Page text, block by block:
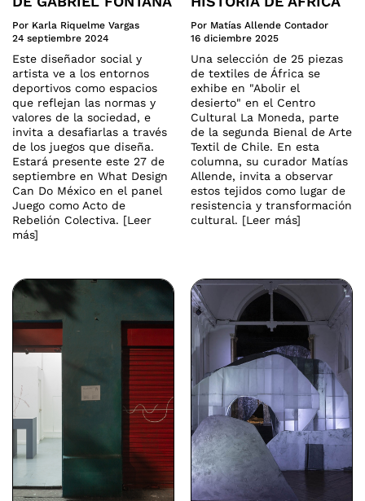
Por Karla Riquelme Vargas
24 septiembre 2024
Este diseñador social y
artista ve a los entornos
deportivos como espacios
que reflejan las normas y
valores de la sociedad, e
invita a desafiarlas a través
de los juegos que diseña.
Estará presente este 27 de
septiembre en What Design
Can Do México en el panel
Juego como Acto de
Rebelión Colectiva. [Leer
más]
Por Matías Allende Contador
16 diciembre 2025
Una selección de 25 piezas
de textiles de África se
exhibe en "Abolir el
desierto" en el Centro
Cultural La Moneda, parte
de la segunda Bienal de Arte
Textil de Chile. En esta
columna, su curador Matías
Allende, invita a observar
estos tejidos como lugar de
resistencia y transformación
cultural. [Leer más]